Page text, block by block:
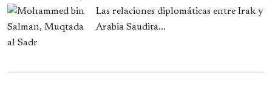
Las relaciones diplomáticas entre Irak y
Arabia Saudita...